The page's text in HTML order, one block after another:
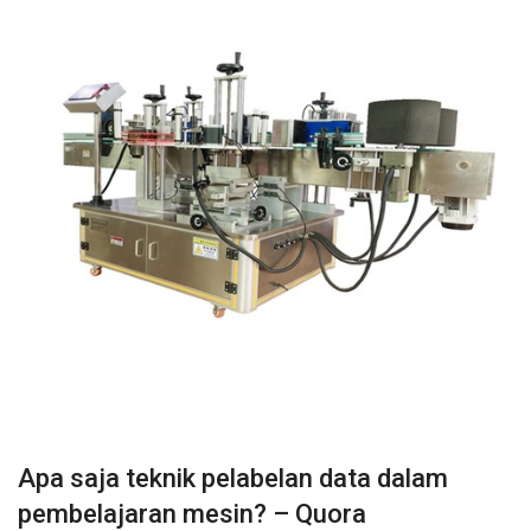
Apa saja teknik pelabelan data dalam
pembelajaran mesin? – Quora